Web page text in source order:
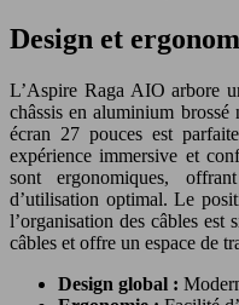
Design et
L’Aspire Raga AIO arbore
châssis en aluminium brossé
écran 27 pouces est
expérience immersive et
sont ergonomiques,
d’utilisation optimal. Le
l’organisation des câbles
câbles et offre un espace de
Design global :